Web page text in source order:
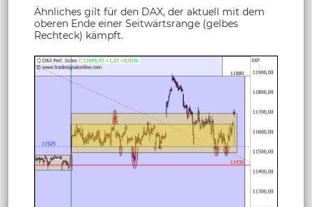
Ähnliches gilt für den DAX, der aktuell mit dem
oberen Ende einer Seitwärtsrange (gelbes
Rechteck) kämpft.